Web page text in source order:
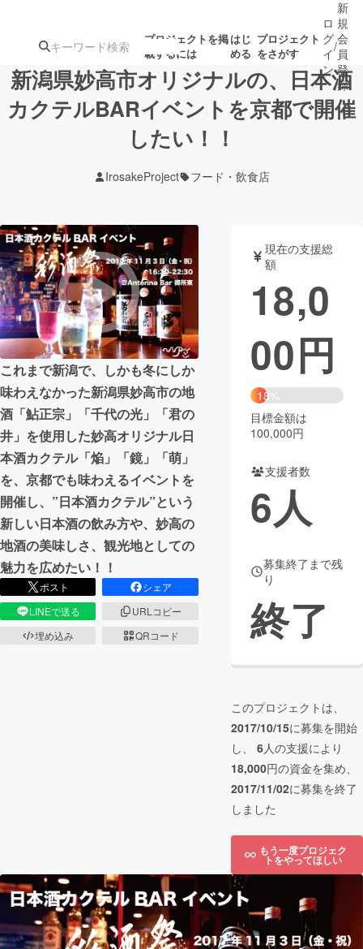
プロジェクトを掲
載するには
はじ
める
プロジェクト
をさがす
注目の新着プロ 募集終了が近いプ
テクノロジー・ガジェット
映像・映画 書籍・雑誌
ビジネス・起業 チャレンジ
まちづくり・地域活性化
CAMPFIRE for Social Good
CAMPFIRE Creation
CAMPFIREふるさと納税
コミュニティ
ロ
グ
イ
ン
/
新
規
会
員
登
録
新潟県妙高市オリジナルの、日本酒
カクテルBARイベントを京都で開催
したい！！
IrosakeProject フード・飲食店
これまで新潟で、しかも冬にしか
味わえなかった新潟県妙高市の地
酒「鮎正宗」「千代の光」「君の
井」を使用した妙高オリジナル日
本酒カクテル「焔」「鏡」「萌」
を、京都でも味わえるイベントを
開催し、”日本酒カクテル”という
新しい日本酒の飲み方や、妙高の
地酒の美味しさ、観光地としての
魅力を広めたい！！
ポスト
シェア
LINEで送る
URLコピー
埋め込み
QRコード
現在の支援総
額
18,0
00円
18%
目標金額は
100,000円
支援者数
6人
募集終了まで残
り
終了
このプロジェクトは、
2017/10/15に募集を開始
し、 6人の支援により
18,000円の資金を集め、
2017/11/02に募集を終了
しました
もう一度プロジェク
トをやってほしい